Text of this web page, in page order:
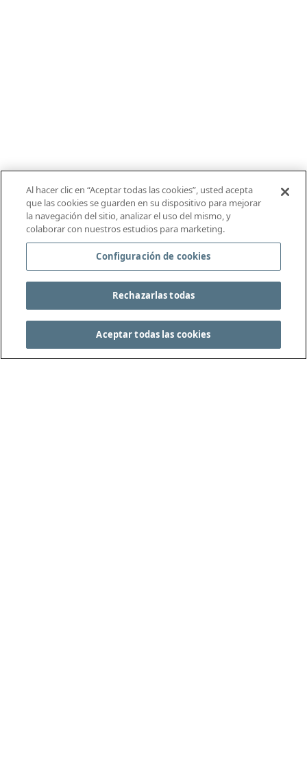
Al hacer clic en “Aceptar todas las cookies”, usted acepta
que las cookies se guarden en su dispositivo para mejorar
la navegación del sitio, analizar el uso del mismo, y
colaborar con nuestros estudios para marketing.
Configuración de cookies
Rechazarlas todas
Aceptar todas las cookies